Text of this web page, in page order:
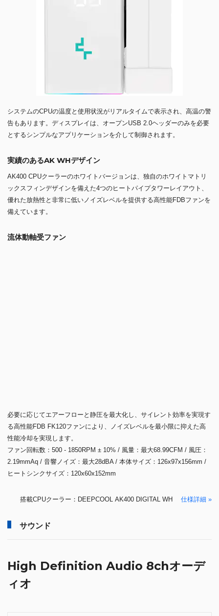
システムのCPUの温度と使用状況がリアルタイムで表示され、高温の警
告もあります。ディスプレイは、オープンUSB 2.0ヘッダーのみを必要
とするシンプルなアプリケーションを介して制御されます。
実績のあるAK WHデザイン
AK400 CPUクーラーのホワイトバージョンは、独自のホワイトマトリ
ックスフィンデザインを備えた4つのヒートパイプタワーレイアウト、
優れた放熱性と非常に低いノイズレベルを提供する高性能FDBファンを
備えています。
流体動軸受ファン
必要に応じてエアーフローと静圧を最大化し、サイレント効率を実現す
る高性能FDB FK120ファンにより、ノイズレベルを最小限に抑えた高
性能冷却を実現します。
ファン回転数：500 - 1850RPM ± 10% / 風量：最大68.99CFM / 風圧：
2.19mmAq / 音響ノイズ：最大28dBA / 本体サイズ：126x97x156mm /
ヒートシンクサイズ：120x60x152mm
搭載CPUクーラー：DEEPCOOL AK400 DIGITAL WH 仕様詳細 »
サウンド
High Definition Audio 8chオーデ
ィオ